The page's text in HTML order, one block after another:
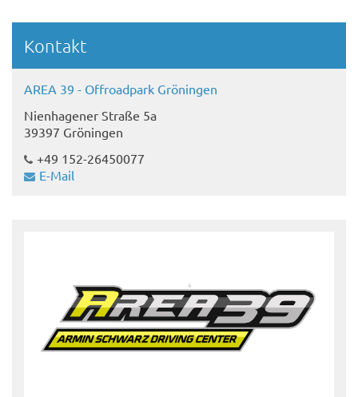
Kontakt
AREA 39 - Offroadpark Gröningen
Nienhagener Straße 5a
39397 Gröningen
+49 152-26450077
E-Mail